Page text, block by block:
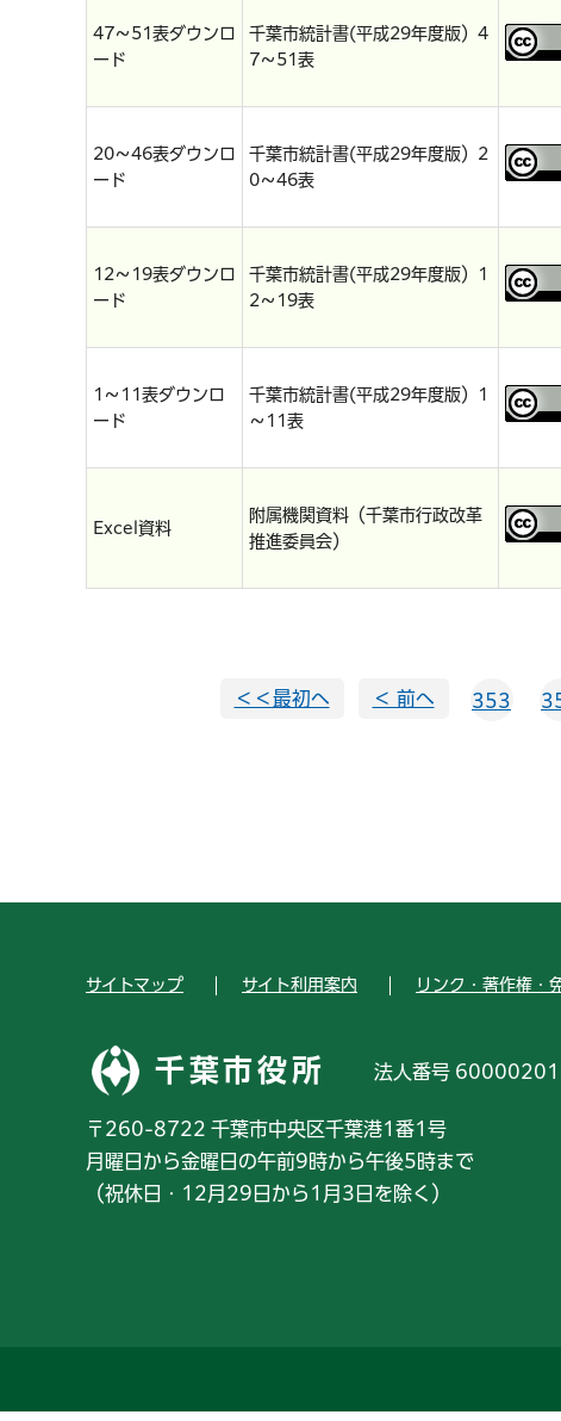
47～51表ダウンロ
ード
千葉市統計書(平成29年度版）4
7～51表
20～46表ダウンロ
ード
千葉市統計書(平成29年度版）2
0～46表
12～19表ダウンロ
ード
千葉市統計書(平成29年度版）1
2～19表
1～11表ダウンロ
ード
千葉市統計書(平成29年度版）1
～11表
Excel資料
附属機関資料（千葉市行政改革
推進委員会）
＜＜最初へ ＜ 前へ 353
サイトマップ サイト利用案内 リンク・著作権・
千葉市役所 法人番号
〒260-8722 千葉市中央区千葉港1番1号
月曜日から金曜日の午前9時から午後5時まで
（祝休日・12月29日から1月3日を除く）